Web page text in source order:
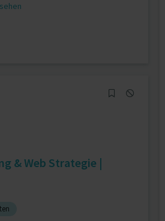
& Web Strategie |